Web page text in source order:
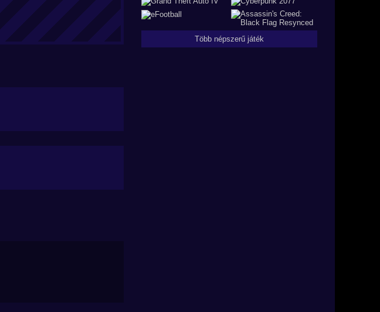
Több népszerű játék